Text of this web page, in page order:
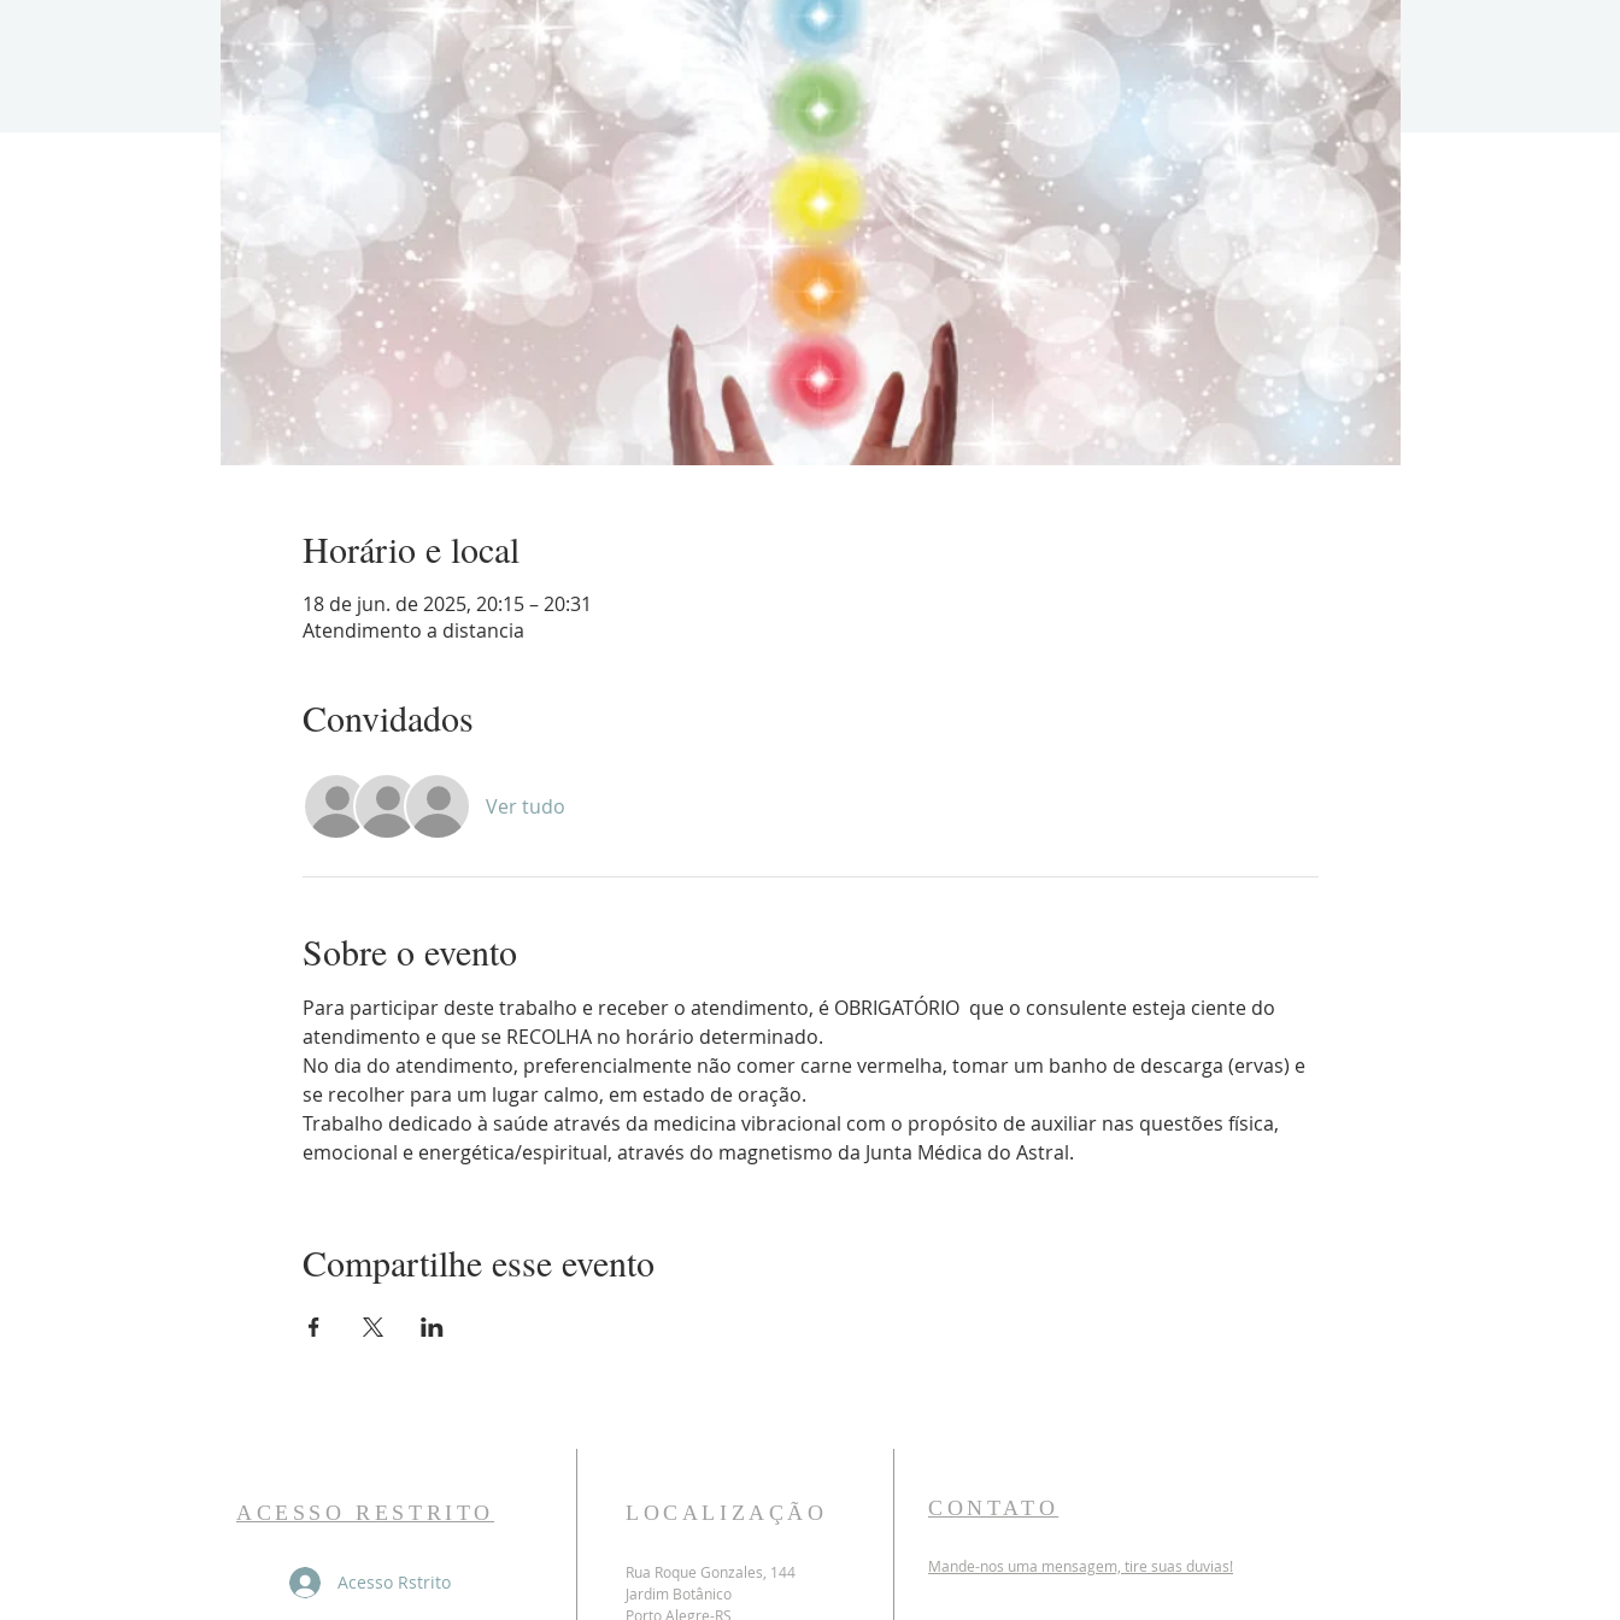
Horário e local
18 de jun. de 2025, 20:15 – 20:31
Atendimento a distancia
Convidados
Ver tudo
Sobre o evento
Para participar deste trabalho e receber o atendimento, é OBRIGATÓRIO  que o consulente esteja ciente do
atendimento e que se RECOLHA no horário determinado.
No dia do atendimento, preferencialmente não comer carne vermelha, tomar um banho de descarga (ervas) e
se recolher para um lugar calmo, em estado de oração.
Trabalho dedicado à saúde através da medicina vibracional com o propósito de auxiliar nas questões física,
emocional e energética/espiritual, através do magnetismo da Junta Médica do Astral.
Compartilhe esse evento
ACESSO RESTRITO
Acesso Rstrito
LOCALIZAÇÃO
Rua Roque Gonzales, 144
Jardim Botânico
Porto Alegre-RS
CONTATO
Mande-nos uma mensagem, tire suas duvias!